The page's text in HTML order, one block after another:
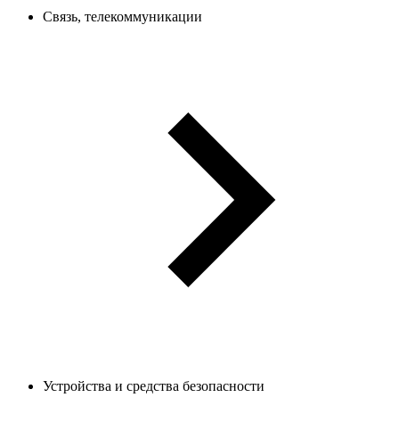
Связь, телекоммуникации
Устройства и средства безопасности